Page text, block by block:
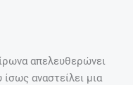
απελευθερώνει
αναστείλει μια